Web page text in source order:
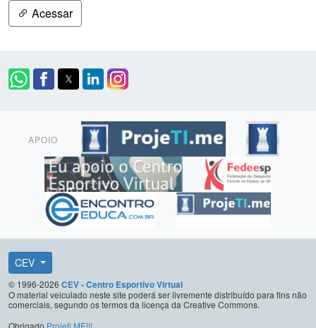
Acessar
APOIO
CEV
© 1996-2026 CEV - Centro Esportivo Virtual
O material veiculado neste site poderá ser livremente distribuído para fins não
comerciais, segundo os termos da licença da Creative Commons.
Obrigado Projeti.ME!!!